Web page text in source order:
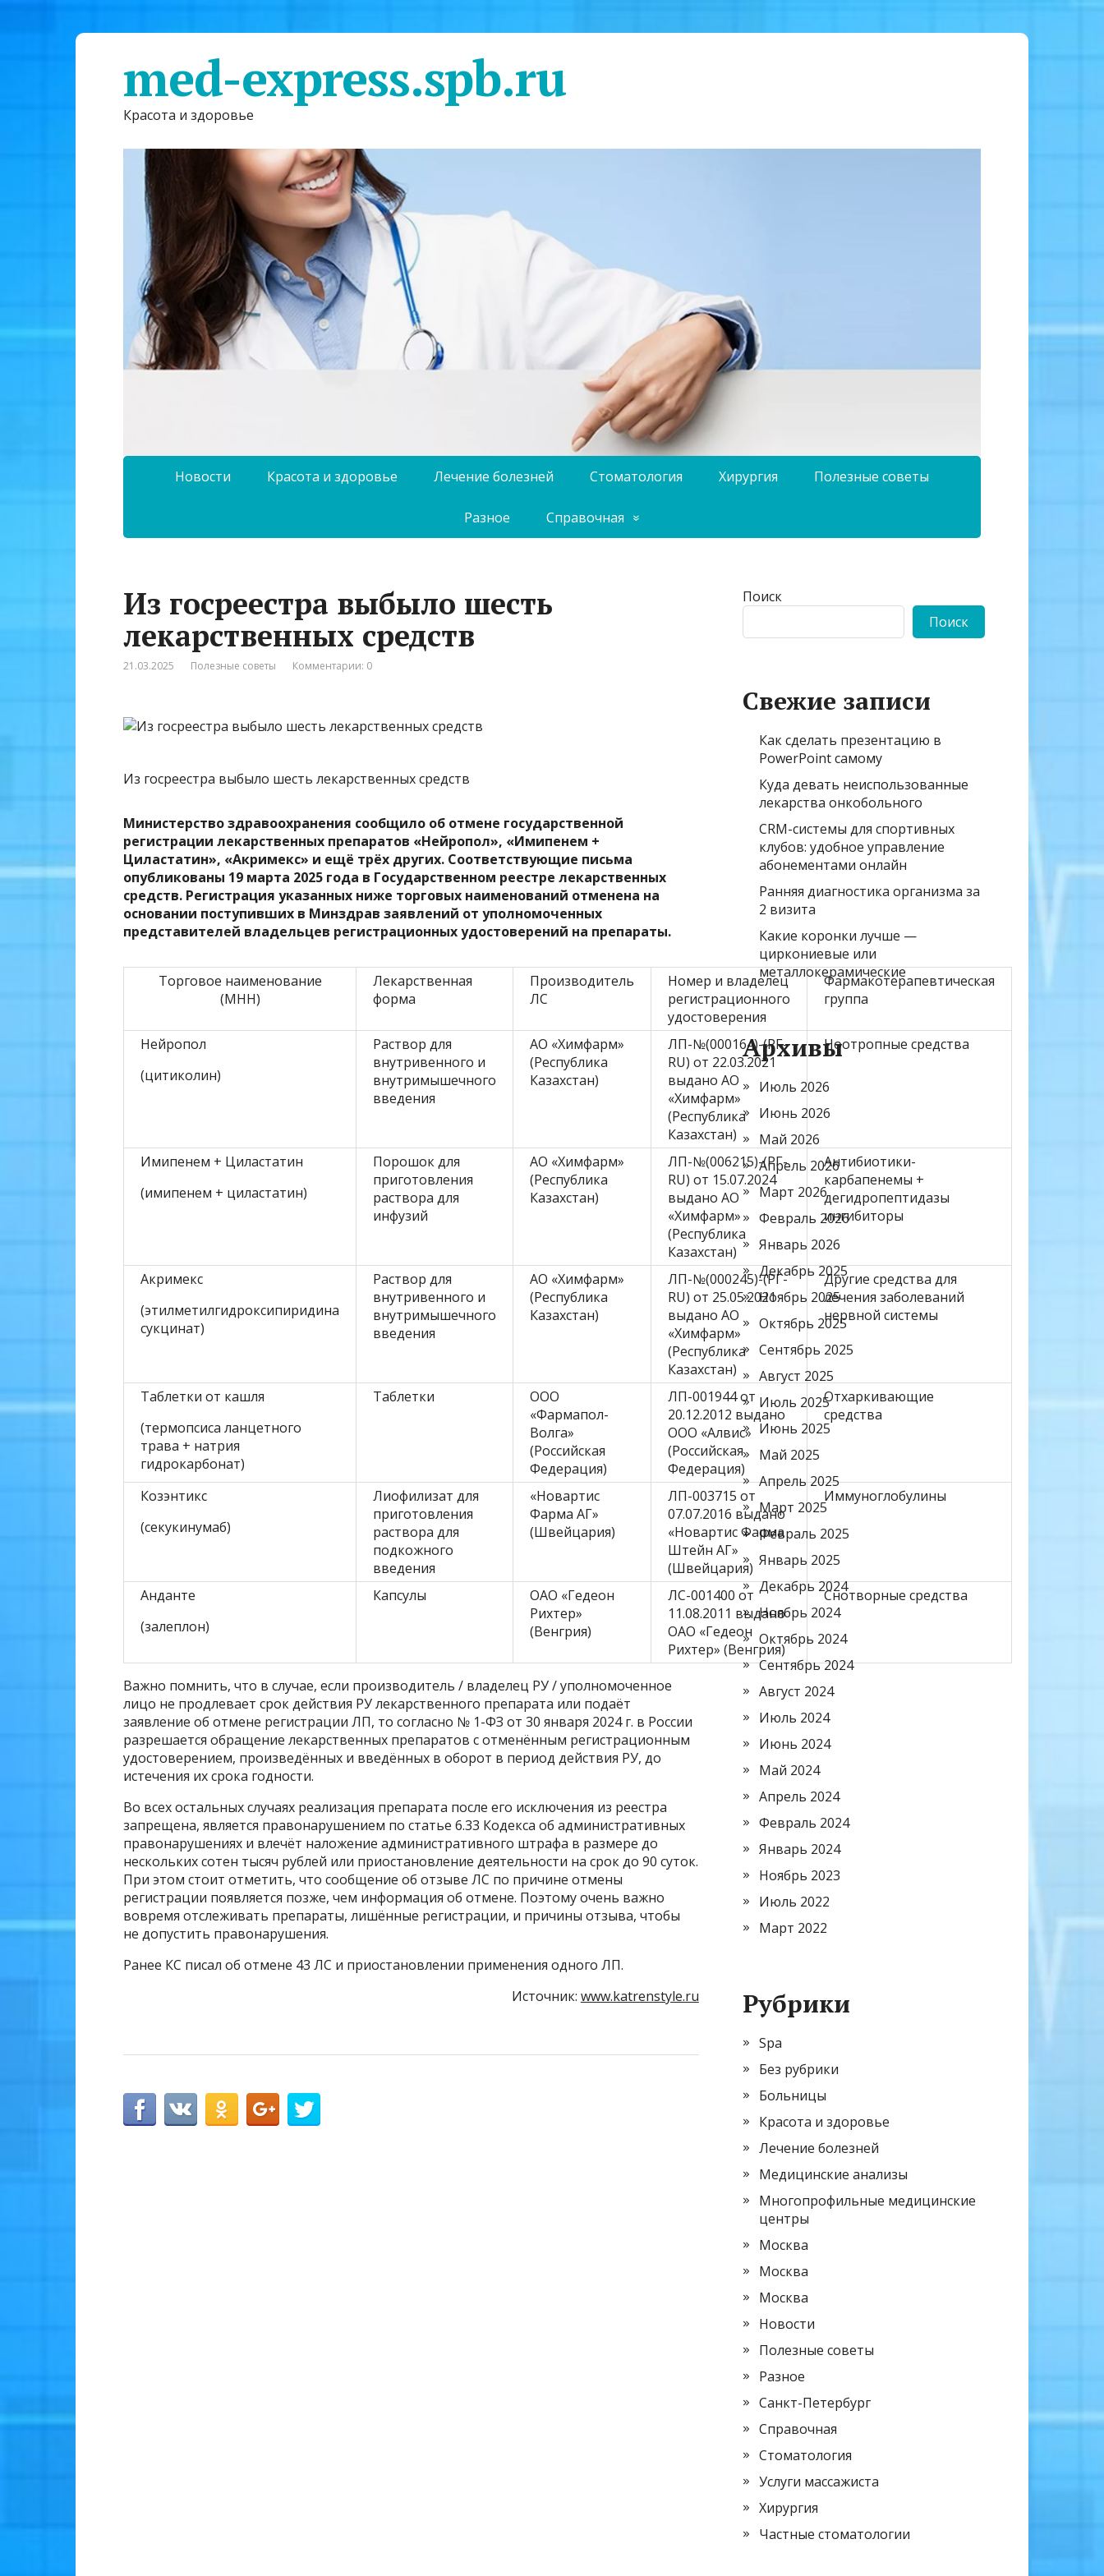
med-express.spb.ru
Красота и здоровье
Новости Красота и здоровье Лечение болезней Стоматология Хирургия Полезные советы
Разное Справочная
Из госреестра выбыло шесть
лекарственных средств
21.03.2025 Полезные советы Комментарии: 0
Из госреестра выбыло шесть лекарственных средств
Министерство здравоохранения сообщило об отмене государственной
регистрации лекарственных препаратов «Нейропол», «Имипенем +
Циластатин», «Акримекс» и ещё трёх других. Соответствующие письма
опубликованы 19 марта 2025 года в Государственном реестре лекарственных
средств. Регистрация указанных ниже торговых наименований отменена на
основании поступивших в Минздрав заявлений от уполномоченных
представителей владельцев регистрационных удостоверений на препараты.
Торговое наименование
(МНН)
Лекарственная
форма
Производитель
ЛС
Номер и владелец
регистрационного
удостоверения
Фармакотерапевтическая
группа
Нейропол
(цитиколин)
Раствор для
внутривенного и
внутримышечного
введения
АО «Химфарм»
(Республика
Казахстан)
ЛП-№(000164)-(РГ-
RU) от 22.03.2021
выдано АО
«Химфарм»
(Республика
Казахстан)
Ноотропные средства
Имипенем + Циластатин
(имипенем + циластатин)
Порошок для
приготовления
раствора для
инфузий
АО «Химфарм»
(Республика
Казахстан)
ЛП-№(006215)-(РГ-
RU) от 15.07.2024
выдано АО
«Химфарм»
(Республика
Казахстан)
Антибиотики-
карбапенемы +
дегидропептидазы
ингибиторы
Акримекс
(этилметилгидроксипиридина
сукцинат)
Раствор для
внутривенного и
внутримышечного
введения
АО «Химфарм»
(Республика
Казахстан)
ЛП-№(000245)-(РГ-
RU) от 25.05.2021
выдано АО
«Химфарм»
(Республика
Казахстан)
Другие средства для
лечения заболеваний
нервной системы
Таблетки от кашля
(термопсиса ланцетного
трава + натрия
гидрокарбонат)
Таблетки
ООО
«Фармапол-
Волга»
(Российская
Федерация)
ЛП-001944 от
20.12.2012 выдано
ООО «Алвис»
(Российская
Федерация)
Отхаркивающие
средства
Козэнтикс
(секукинумаб)
Лиофилизат для
приготовления
раствора для
подкожного
введения
«Новартис
Фарма АГ»
(Швейцария)
ЛП-003715 от
07.07.2016 выдано
«Новартис Фарма
Штейн АГ»
(Швейцария)
Иммуноглобулины
Анданте
(залеплон)
Капсулы
ОАО «Гедеон
Рихтер»
(Венгрия)
ЛС-001400 от
11.08.2011 выдано
ОАО «Гедеон
Рихтер» (Венгрия)
Снотворные средства
Важно помнить, что в случае, если производитель / владелец РУ / уполномоченное
лицо не продлевает срок действия РУ лекарственного препарата или подаёт
заявление об отмене регистрации ЛП, то согласно № 1-ФЗ от 30 января 2024 г. в России
разрешается обращение лекарственных препаратов с отменённым регистрационным
удостоверением, произведённых и введённых в оборот в период действия РУ, до
истечения их срока годности.
Во всех остальных случаях реализация препарата после его исключения из реестра
запрещена, является правонарушением по статье 6.33 Кодекса об административных
правонарушениях и влечёт наложение административного штрафа в размере до
нескольких сотен тысяч рублей или приостановление деятельности на срок до 90 суток.
При этом стоит отметить, что сообщение об отзыве ЛС по причине отмены
регистрации появляется позже, чем информация об отмене. Поэтому очень важно
вовремя отслеживать препараты, лишённые регистрации, и причины отзыва, чтобы
не допустить правонарушения.
Ранее КС писал об отмене 43 ЛС и приостановлении применения одного ЛП.
Источник: www.katrenstyle.ru
Поиск
Поиск
Свежие записи
Как сделать презентацию в
PowerPoint самому
Куда девать неиспользованные
лекарства онкобольного
CRM-системы для спортивных
клубов: удобное управление
абонементами онлайн
Ранняя диагностика организма за
2 визита
Какие коронки лучше —
циркониевые или
металлокерамические
Архивы
Июль 2026
Июнь 2026
Май 2026
Апрель 2026
Март 2026
Февраль 2026
Январь 2026
Декабрь 2025
Ноябрь 2025
Октябрь 2025
Сентябрь 2025
Август 2025
Июль 2025
Июнь 2025
Май 2025
Апрель 2025
Март 2025
Февраль 2025
Январь 2025
Декабрь 2024
Ноябрь 2024
Октябрь 2024
Сентябрь 2024
Август 2024
Июль 2024
Июнь 2024
Май 2024
Апрель 2024
Февраль 2024
Январь 2024
Ноябрь 2023
Июль 2022
Март 2022
Рубрики
Spa
Без рубрики
Больницы
Красота и здоровье
Лечение болезней
Медицинские анализы
Многопрофильные медицинские
центры
Москва
Москва
Москва
Новости
Полезные советы
Разное
Санкт-Петербург
Справочная
Стоматология
Услуги массажиста
Хирургия
Частные стоматологии